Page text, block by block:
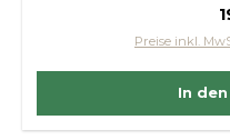
Preise inkl.
In